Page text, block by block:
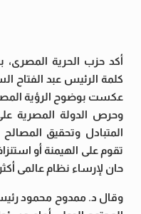
أكد حزب الحرية
كلمة الرئيس عبد الفتاح
عكست بوضوح الرؤية
وحرص الدولة المصرية
المتبادل وتحقيق
تقوم على الهيمنة أو
حان لإرساء نظام عالمى
وقال د. ممدوح محمود